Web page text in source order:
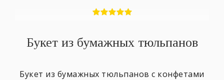
Букет из бумажных тюльпанов
Букет из бумажных тюльпанов с конфетами